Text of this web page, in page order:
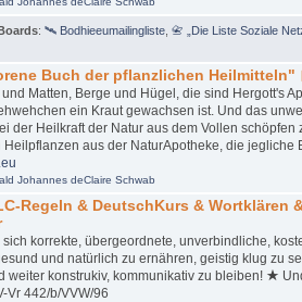
: 🛰 Bodhieeumailingliste, 📇 „Die Liste Soziale
Buch der pflanzlichen Heilmitteln"
Matten, Berge und Hügel, die sind Hergott's
ein Kraut gewachsen ist. Und das
der Heilkraft der Natur aus dem Vollen
aus der NaturApotheke, die jegliche
Johannes deClaire Schwab
Regeln & DeutschKurs & Wortklären
korrekte, übergeordnete, unverbindliche,
und natürlich zu ernähren, geistig klug zu
weiter konstrukiv, kommunikativ zu bleiben! ★
Vr 442/b/VVW/96